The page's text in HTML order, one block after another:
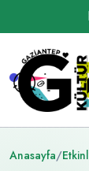
Anasayfa/